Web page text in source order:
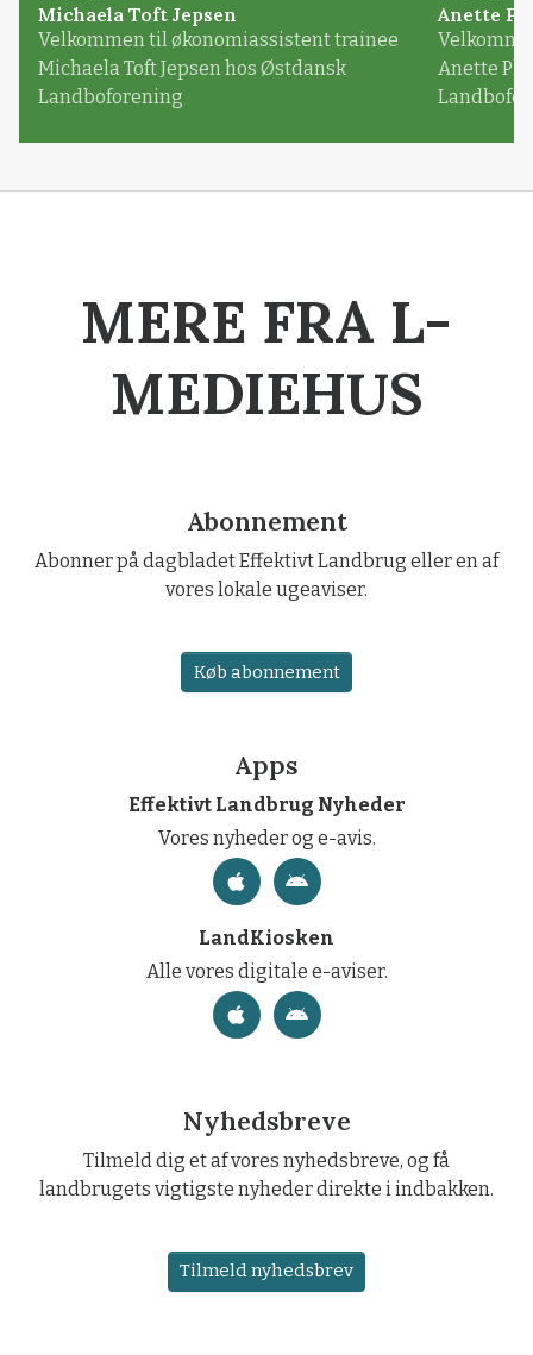
Michaela Toft Jepsen
Velkommen til økonomiassistent trainee
Michaela Toft Jepsen hos Østdansk
Landboforening
Anette
Anette
MERE FRA L-
MEDIEHUS
Abonnement
Abonner på dagbladet Effektivt Landbrug eller en af
vores lokale ugeaviser.
Køb abonnement
Apps
Effektivt Landbrug Nyheder
Vores nyheder og e-avis.
LandKiosken
Alle vores digitale e-aviser.
Nyhedsbreve
Tilmeld dig et af vores nyhedsbreve, og få
landbrugets vigtigste nyheder direkte i indbakken.
Tilmeld nyhedsbrev